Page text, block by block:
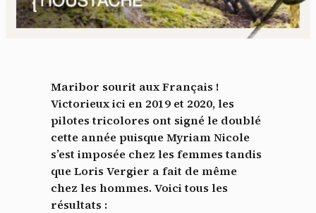
Maribor sourit aux Français !
Victorieux ici en 2019 et 2020, les
pilotes tricolores ont signé le doublé
cette année puisque Myriam Nicole
s’est imposée chez les femmes tandis
que Loris Vergier a fait de même
chez les hommes. Voici tous les
résultats :